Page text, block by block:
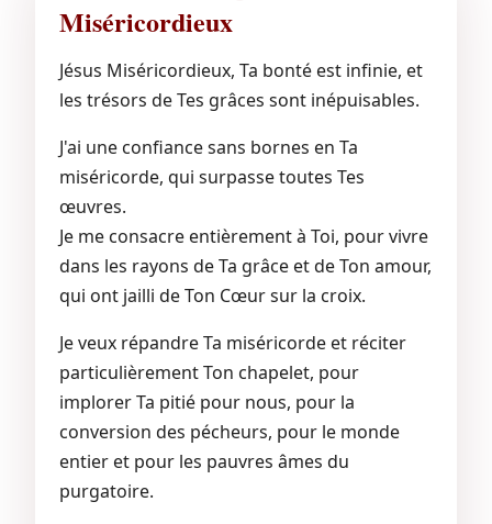
Miséricordieux
Jésus Miséricordieux, Ta bonté est infinie, et
les trésors de Tes grâces sont inépuisables.
J'ai une confiance sans bornes en Ta
miséricorde, qui surpasse toutes Tes
œuvres.
Je me consacre entièrement à Toi, pour vivre
dans les rayons de Ta grâce et de Ton amour,
qui ont jailli de Ton Cœur sur la croix.
Je veux répandre Ta miséricorde et réciter
particulièrement Ton chapelet, pour
implorer Ta pitié pour nous, pour la
conversion des pécheurs, pour le monde
entier et pour les pauvres âmes du
purgatoire.